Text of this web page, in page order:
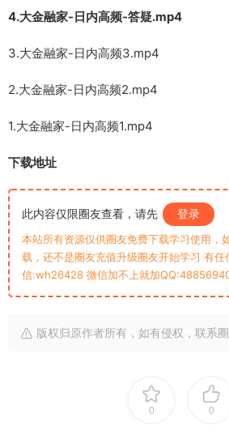
4.大金融家-日内高频-答疑.mp4
3.大金融家-日内高频3.mp4
2.大金融家-日内高频2.mp4
1.大金融家-日内高频1.mp4
下载地址
此内容仅限圈友查看，请先 登录
本站所有资源仅供圈友免费下载学习使用，
载，还不是圈友充值升级圈友开始学习 有任
信:wh26428 微信加不上就加
版权归原作者所有，如有侵权，联系圈
0 0